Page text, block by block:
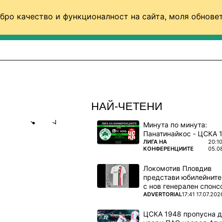
качество и функционалност на сайта, моля
НАЙ-ЧЕТЕНИ
Минута по минута:
ПОВЕЧЕ ОТ
ЛИГА НА
КОНФЕРЕНЦИИТЕ
20:10
Локомотив Пловдив
представи
с нов генерален
ПОВЕЧЕ ОТ
ADVERTORIAL17:41
ЦСКА 1948 пропусна